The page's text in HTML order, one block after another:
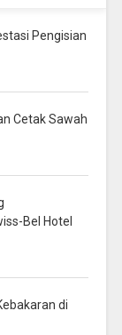
Pengisian
Cetak Sawah
Bel Hotel
di